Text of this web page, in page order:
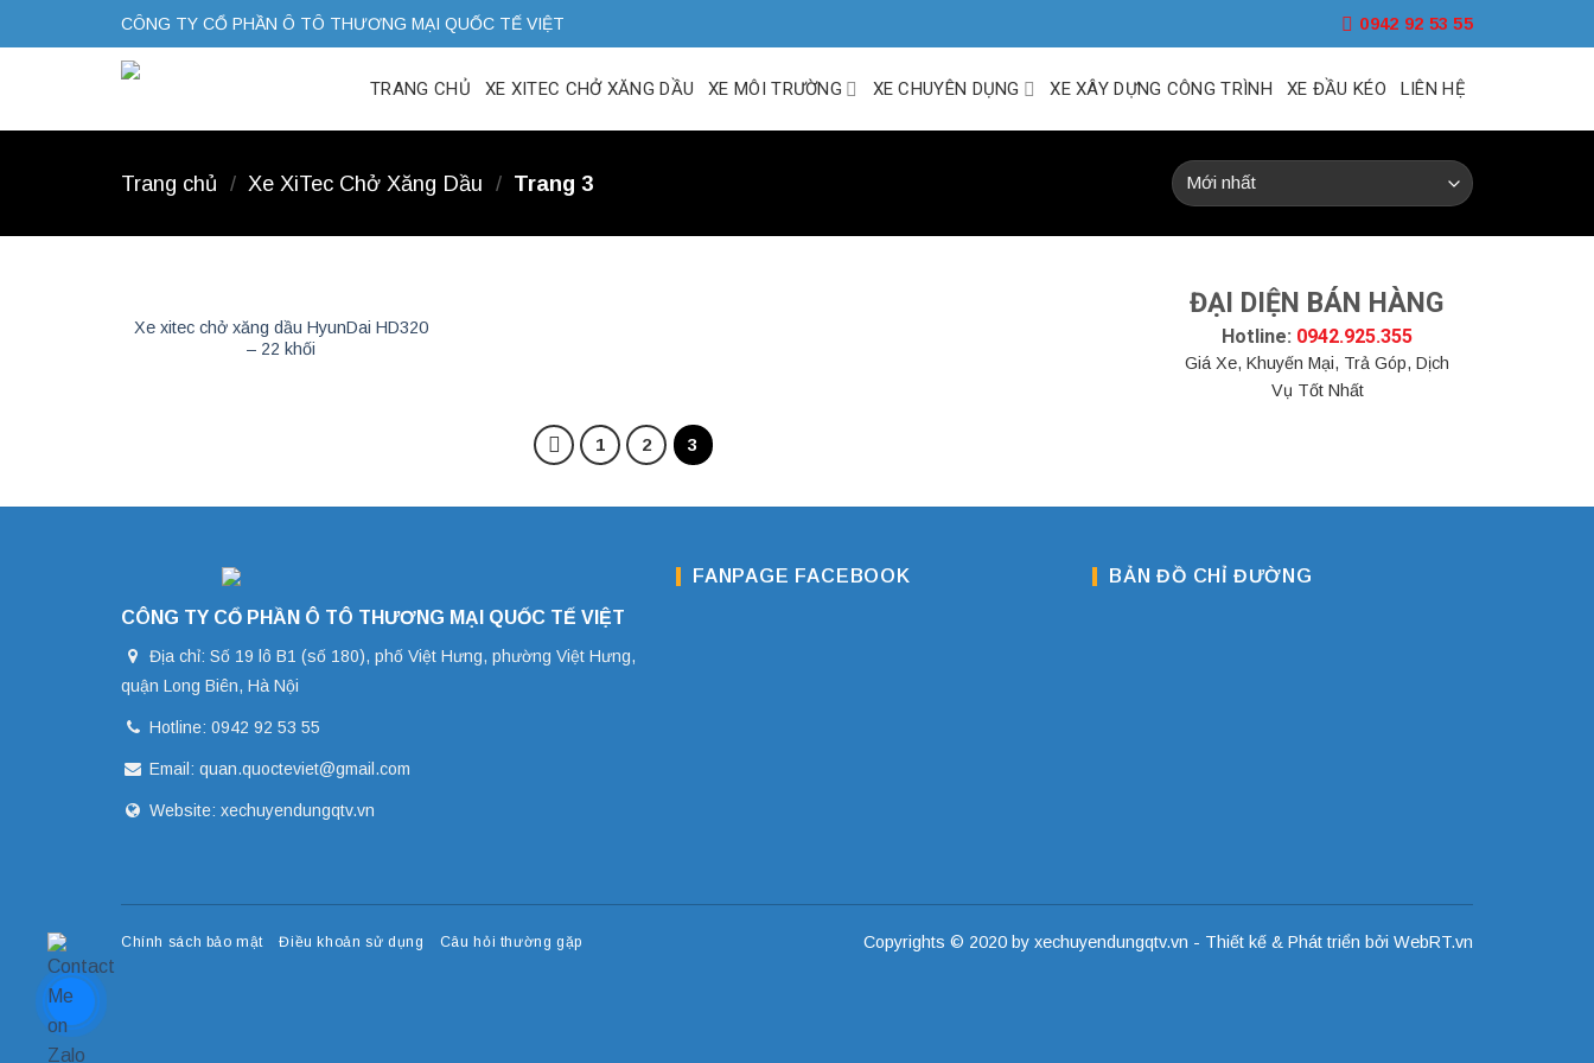
to
CÔNG TY CỔ PHẦN Ô TÔ THƯƠNG MẠI QUỐC TẾ VIỆT 0942 92 53 55
TRANG CHỦ XE XITEC CHỞ XĂNG DẦU XE MÔI TRƯỜNG XE CHUYÊN DỤNG XE XÂY DỰNG CÔNG TRÌNH XE ĐẦU KÉO LIÊN HỆ
Trang chủ / Xe XiTec Chở Xăng Dầu / Trang 3
Xe xitec chở xăng dầu HyunDai HD320
– 22 khối
1 2 3
ĐẠI DIỆN BÁN HÀNG
Hotline: 0942.925.355
Giá Xe, Khuyến Mại, Trả Góp, Dịch
Vụ Tốt Nhất
CÔNG TY CỔ PHẦN Ô TÔ THƯƠNG MẠI QUỐC TẾ VIỆT
Địa chỉ: Số 19 lô B1 (số 180), phố Việt Hưng, phường Việt Hưng,
quận Long Biên, Hà Nội
Hotline: 0942 92 53 55
Email: quan.quocteviet@gmail.com
Website: xechuyendungqtv.vn
FANPAGE FACEBOOK BẢN ĐỒ CHỈ ĐƯỜNG
Chính sách bảo mật Điều khoản sử dụng Câu hỏi thường gặp Copyrights © 2020 by xechuyendungqtv.vn - Thiết kế & Phát triển bởi WebRT.vn